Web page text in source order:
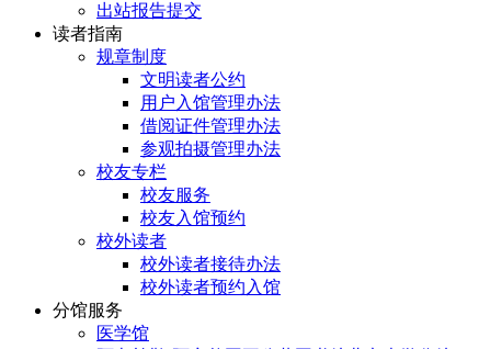
出站报告提交
读者指南
规章制度
文明读者公约
用户入馆管理办法
借阅证件管理办法
参观拍摄管理办法
校友专栏
校友服务
校友入馆预约
校外读者
校外读者接待办法
校外读者预约入馆
分馆服务
医学馆